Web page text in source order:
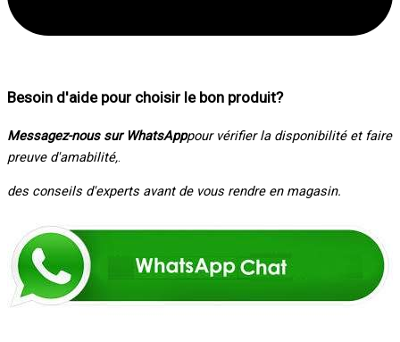
Besoin d'aide pour choisir le bon produit?
Messagez-nous sur WhatsApppour vérifier la disponibilité et faire
preuve d'amabilité,.
des conseils d'experts avant de vous rendre en magasin.